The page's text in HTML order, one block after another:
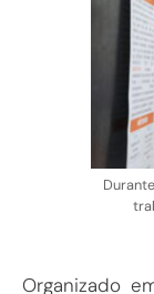
Organizado